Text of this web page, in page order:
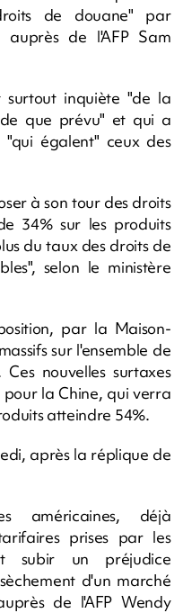
de douane" par
de l'AFP Sam
inquiète "de la
que prévu" et qui a
égalent" ceux des
à son tour des droits
34% sur les produits
du taux des droits de
selon le ministère
par la Maison-
sur l'ensemble de
nouvelles surtaxes
la Chine, qui verra
atteindre 54%.
après la réplique de
américaines, déjà
prises par les
subir un préjudice
d'un marché
de l'AFP Wendy